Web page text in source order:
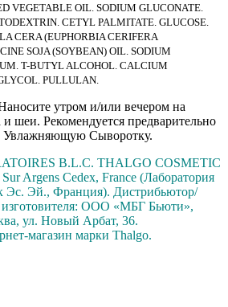
VEGETABLE OIL. SODIUM GLUCONATE.
CETYL PALMITATE. GLUCOSE.
CERA (EUPHORBIA CERIFERA
SOJA (SOYBEAN) OIL. SODIUM
T-BUTYL ALCOHOL. CALCIUM
PULLULAN.
утром и/или вечером на
шеи. Рекомендуется предварительно
Увлажняющую Сыворотку.
B.L.C. THALGO COSMETIC
Argens Cedex, France (Лаборатория
Эс. Эй., Франция). Дистрибьютор/
ООО «МБГ Бьюти»,
ул. Новый Арбат, 36.
магазин марки Thalgo.